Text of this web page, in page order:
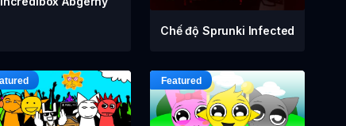
Chế độ Sprunki Infected